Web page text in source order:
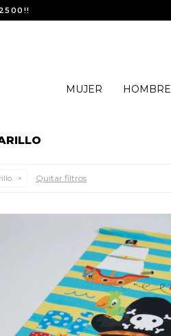
MUJER HOMBRE
2500!!
Quitar filtros